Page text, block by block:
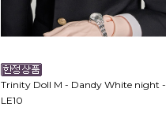
Trinity Doll M - Dandy White night -
LE10